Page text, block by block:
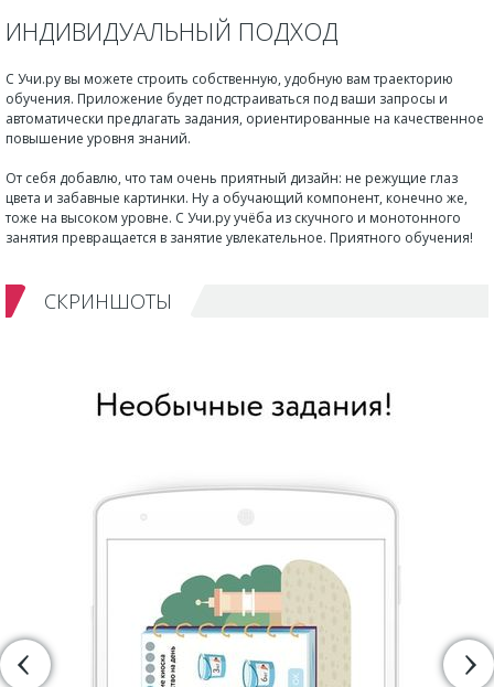
ИНДИВИДУАЛЬНЫЙ ПОДХОД
С Учи.ру вы можете строить собственную, удобную вам траекторию
обучения. Приложение будет подстраиваться под ваши запросы и
автоматически предлагать задания, ориентированные на качественное
повышение уровня знаний.
От себя добавлю, что там очень приятный дизайн: не режущие глаз
цвета и забавные картинки. Ну а обучающий компонент, конечно же,
тоже на высоком уровне. С Учи.ру учёба из скучного и монотонного
занятия превращается в занятие увлекательное. Приятного обучения!
СКРИНШОТЫ